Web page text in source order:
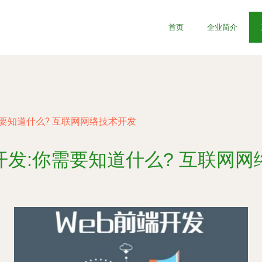
首页 企业简介
知道什么? 互联网网络技术开发
发:你需要知道什么? 互联网网